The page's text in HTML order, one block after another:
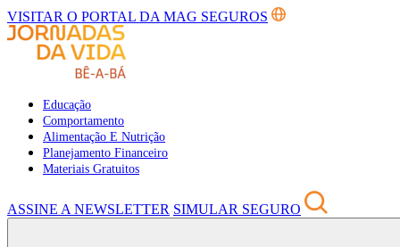
VISITAR O PORTAL DA MAG SEGUROS
Educação
Comportamento
Alimentação E Nutrição
Planejamento Financeiro
Materiais Gratuitos
ASSINE A NEWSLETTER SIMULAR SEGURO